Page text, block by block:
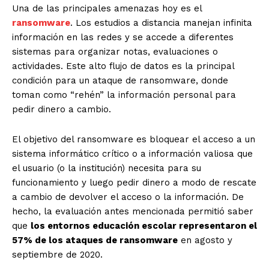
Una de las principales amenazas hoy es el
ransomware. Los estudios a distancia manejan infinita
información en las redes y se accede a diferentes
sistemas para organizar notas, evaluaciones o
actividades. Este alto flujo de datos es la principal
condición para un ataque de ransomware, donde
toman como “rehén” la información personal para
pedir dinero a cambio.
El objetivo del ransomware es bloquear el acceso a un
sistema informático crítico o a información valiosa que
el usuario (o la institución) necesita para su
funcionamiento y luego pedir dinero a modo de rescate
a cambio de devolver el acceso o la información. De
hecho, la evaluación antes mencionada permitió saber
que los entornos educación escolar representaron el
57% de los ataques de ransomware en agosto y
septiembre de 2020.